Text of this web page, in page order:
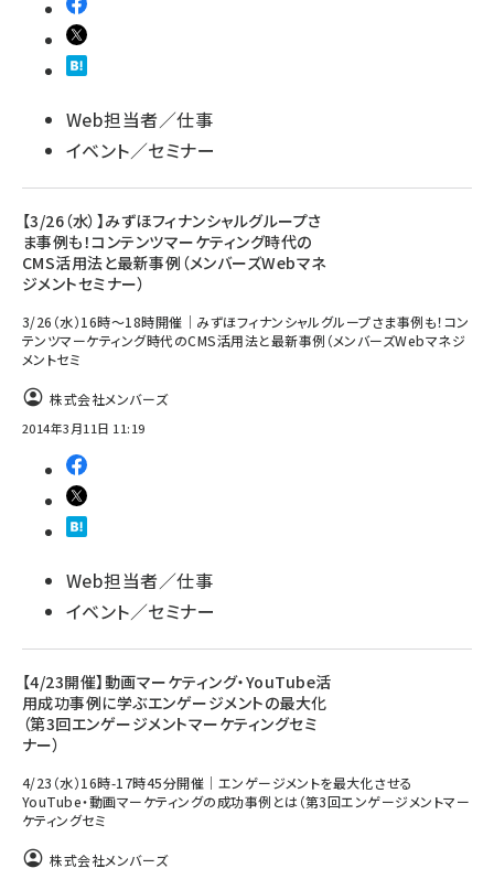
Web担当者／仕事
イベント／セミナー
【3/26（水）】みずほフィナンシャルグループさ
ま事例も！コンテンツマーケティング時代の
CMS活用法と最新事例（メンバーズWebマネ
ジメントセミナー）
3/26（水）16時～18時開催｜みずほフィナンシャルグループさま事例も！コン
テンツマーケティング時代のCMS活用法と最新事例（メンバーズWebマネジ
メントセミ
株式会社メンバーズ
2014年3月11日 11:19
Web担当者／仕事
イベント／セミナー
【4/23開催】動画マーケティング・YouTube活
用成功事例に学ぶエンゲージメントの最大化
（第3回エンゲージメントマーケティングセミ
ナー）
4/23（水）16時-17時45分開催｜エンゲージメントを最大化させる
YouTube・動画マーケティングの成功事例とは（第3回エンゲージメントマー
ケティングセミ
株式会社メンバーズ